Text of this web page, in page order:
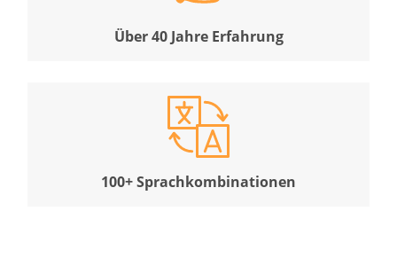
Über 40 Jahre Erfahrung
100+ Sprachkombinationen